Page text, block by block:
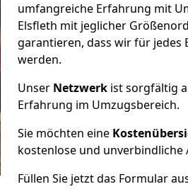
umfangreiche Erfahrung mit
Elsfleth mit jeglicher
garantieren, dass wir für jedes
werden.
Unser Netzwerk ist sorgfältig
Erfahrung im Umzugsbereich.
Sie möchten eine
kostenlose und unverbindliche
Füllen Sie jetzt das Formular